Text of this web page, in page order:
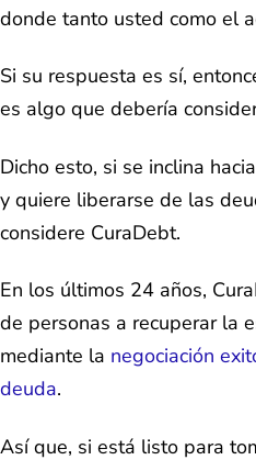
donde tanto usted como el
Si su respuesta es sí,
es algo que debería
Dicho esto, si se inclina
y quiere liberarse de las
considere CuraDebt.
En los últimos 24 años,
de personas a recuperar la
mediante la negociación
deuda.
Así que, si está listo para